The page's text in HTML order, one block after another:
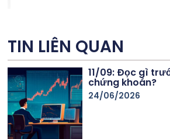
TIN LIÊN QUAN
11/09: Đọc gì
chứng khoán?
24/06/2026